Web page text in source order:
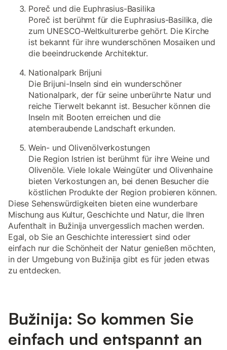
Poreč und die Euphrasius-Basilika
Poreč ist berühmt für die Euphrasius-Basilika, die
zum UNESCO-Weltkulturerbe gehört. Die Kirche
ist bekannt für ihre wunderschönen Mosaiken und
die beeindruckende Architektur.
Nationalpark Brijuni
Die Brijuni-Inseln sind ein wunderschöner
Nationalpark, der für seine unberührte Natur und
reiche Tierwelt bekannt ist. Besucher können die
Inseln mit Booten erreichen und die
atemberaubende Landschaft erkunden.
Wein- und Olivenölverkostungen
Die Region Istrien ist berühmt für ihre Weine und
Olivenöle. Viele lokale Weingüter und Olivenhaine
bieten Verkostungen an, bei denen Besucher die
köstlichen Produkte der Region probieren können.
Diese Sehenswürdigkeiten bieten eine wunderbare
Mischung aus Kultur, Geschichte und Natur, die Ihren
Aufenthalt in Bužinija unvergesslich machen werden.
Egal, ob Sie an Geschichte interessiert sind oder
einfach nur die Schönheit der Natur genießen möchten,
in der Umgebung von Bužinija gibt es für jeden etwas
zu entdecken.
Bužinija: So kommen Sie
einfach und entspannt an